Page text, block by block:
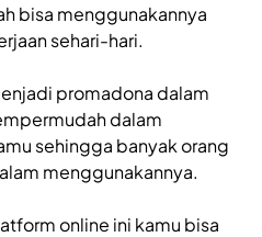
bisa menggunakannya
sehari-hari.
promadona dalam
dalam
sehingga banyak orang
menggunakannya.
online ini kamu bisa